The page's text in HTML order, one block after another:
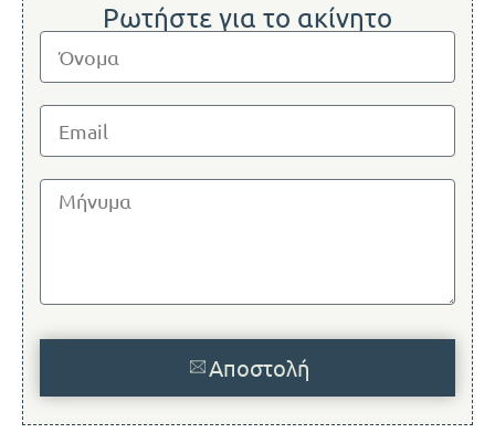
Ρωτήστε για το ακίνητο
Αποστολή